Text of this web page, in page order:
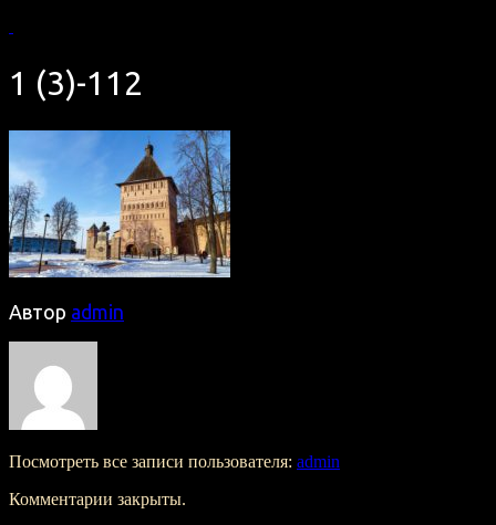
1 (3)-112
Автор admin
Посмотреть все записи пользователя: admin
Комментарии закрыты.